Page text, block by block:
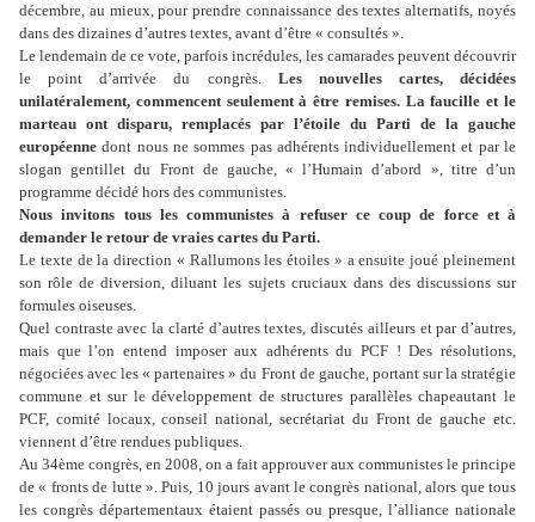
décembre, au mieux, pour prendre connaissance des textes alternatifs, noyés
dans des dizaines d’autres textes, avant d’être « consultés ».
Le lendemain de ce vote, parfois incrédules, les camarades peuvent découvrir
le point d’arrivée du congrès. Les nouvelles cartes, décidées
unilatéralement, commencent seulement à être remises. La faucille et le
marteau ont disparu, remplacés par l’étoile du Parti de la gauche
européenne dont nous ne sommes pas adhérents individuellement et par le
slogan gentillet du Front de gauche, « l’Humain d’abord », titre d’un
programme décidé hors des communistes.
Nous invitons tous les communistes à refuser ce coup de force et à
demander le retour de vraies cartes du Parti.
Le texte de la direction « Rallumons les étoiles » a ensuite joué pleinement
son rôle de diversion, diluant les sujets cruciaux dans des discussions sur
formules oiseuses.
Quel contraste avec la clarté d’autres textes, discutés ailleurs et par d’autres,
mais que l’on entend imposer aux adhérents du PCF ! Des résolutions,
négociées avec les « partenaires » du Front de gauche, portant sur la stratégie
commune et sur le développement de structures parallèles chapeautant le
PCF, comité locaux, conseil national, secrétariat du Front de gauche etc.
viennent d’être rendues publiques.
Au 34ème congrès, en 2008, on a fait approuver aux communistes le principe
de « fronts de lutte ». Puis, 10 jours avant le congrès national, alors que tous
les congrès départementaux étaient passés ou presque, l’alliance nationale